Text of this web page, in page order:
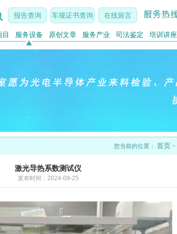
在线留言
车规证书查询
报告查询
目 服务设备 原创文章 服务产业 司法鉴定 培训讲座
您当前的位置： 首页 >
激光导热系数测试仪
发布时间：2024-09-25